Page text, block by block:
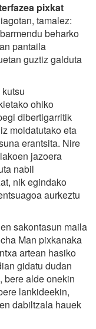
pixkat
tamalez:
beharko
pantaila
guztiz galduta
kutsu
ohiko
dibertigarritik
moldatutako eta
erantsita. Nire
jazoera
nabil
nik egindako
aurkeztu
sakontasun maila
Man pixkanaka
artean hasiko
gidatu dudan
bere alde onekin
lankideekin,
dabiltzala hauek